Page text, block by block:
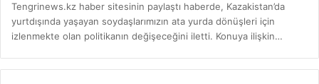
Tengrinews.kz haber sitesinin paylaştı haberde, Kazakistan’da
yurtdışında yaşayan soydaşlarımızın ata yurda dönüşleri için
izlenmekte olan politikanın değişeceğini iletti. Konuya ilişkin…